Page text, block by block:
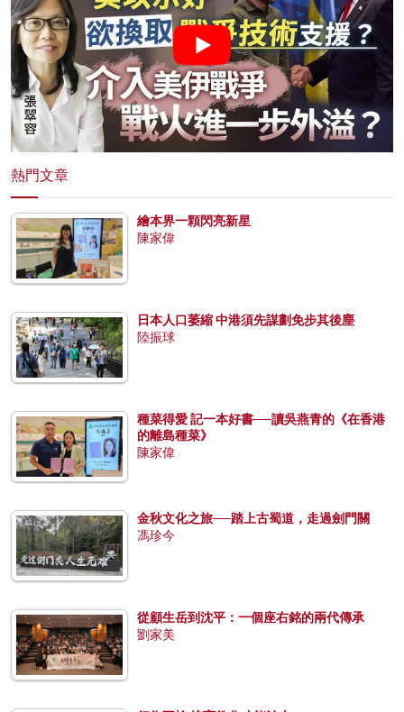
熱門文章
繪本界一顆閃亮新星
陳家偉
日本人口萎縮 中港須先謀劃免步其後塵
陸振球
種菜得愛 記一本好書──讀吳燕青的《在香港
的離島種菜》
陳家偉
金秋文化之旅──踏上古蜀道，走過劍門關
馮珍今
從顧生岳到沈平：一個座右銘的兩代傳承
劉家美